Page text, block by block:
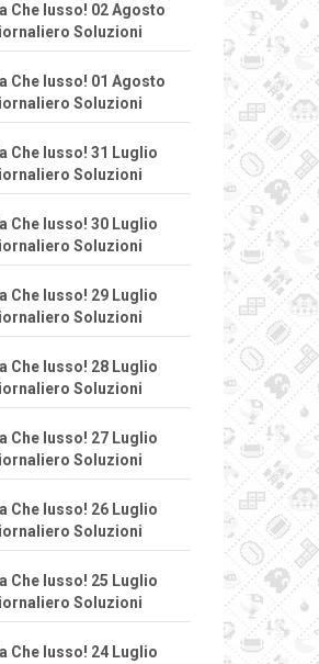
Che lusso! 02 Agosto
Soluzioni
Che lusso! 01 Agosto
Soluzioni
Che lusso! 31 Luglio
Soluzioni
Che lusso! 30 Luglio
Soluzioni
Che lusso! 29 Luglio
Soluzioni
Che lusso! 28 Luglio
Soluzioni
Che lusso! 27 Luglio
Soluzioni
Che lusso! 26 Luglio
Soluzioni
Che lusso! 25 Luglio
Soluzioni
Che lusso! 24 Luglio